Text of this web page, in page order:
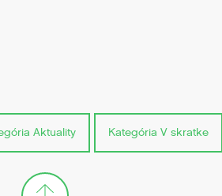
Aktuality Kategória V skratke